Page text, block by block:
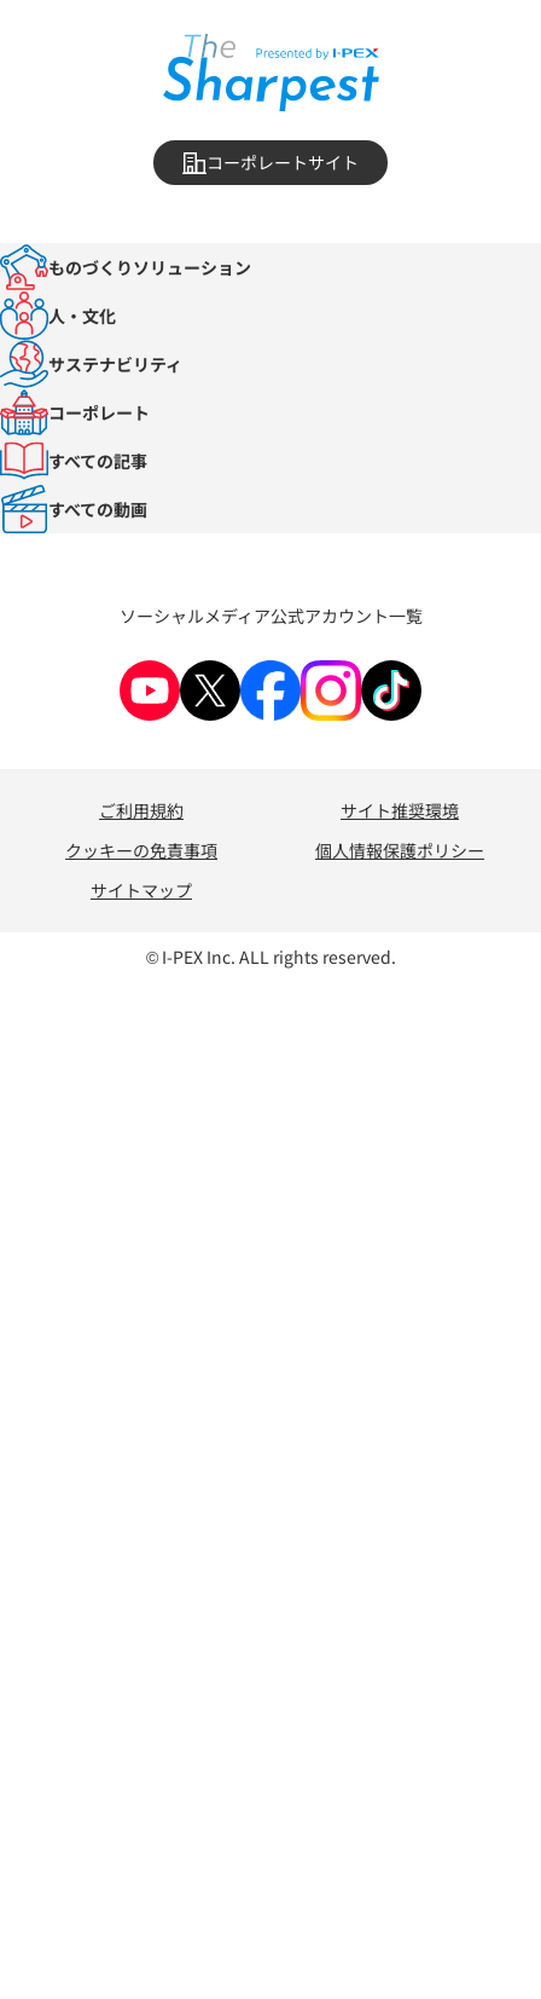
コーポレートサイト
ものづくりソリューション
人・文化
サステナビリティ
コーポレート
すべての記事
すべての動画
ソーシャルメディア公式アカウント一覧
ご利用規約
サイト推奨環境
クッキーの免責事項
個人情報保護ポリシー
サイトマップ
© I-PEX Inc. ALL rights reserved.